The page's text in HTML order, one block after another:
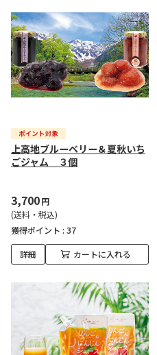
上高地ブルーベリー＆夏秋いち
ごジャム ３個
3,700円
(送料・税込)
獲得ポイント : 37
詳細 カートに入れる